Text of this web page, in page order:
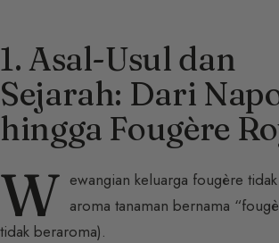
1. Asal-Usul dan
Sejarah: Dari
hingga Fougère
W ewangian keluarga fougère
aroma tanaman bernama
tidak beraroma).